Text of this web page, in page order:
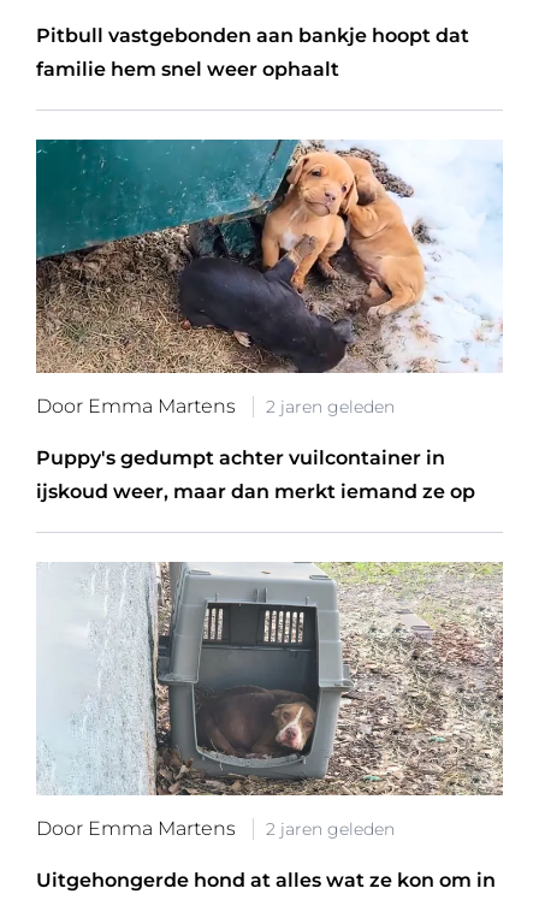
Pitbull vastgebonden aan bankje hoopt dat
familie hem snel weer ophaalt
Door Emma Martens 2 jaren geleden
Puppy's gedumpt achter vuilcontainer in
ijskoud weer, maar dan merkt iemand ze op
Door Emma Martens 2 jaren geleden
Uitgehongerde hond at alles wat ze kon om in